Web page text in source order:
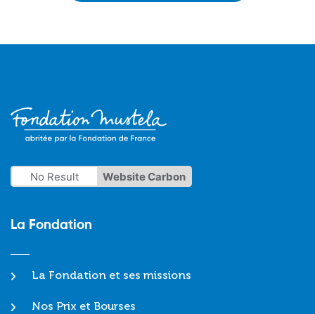
No Result Website Carbon
La Fondation
La Fondation et ses missions
Nos Prix et Bourses